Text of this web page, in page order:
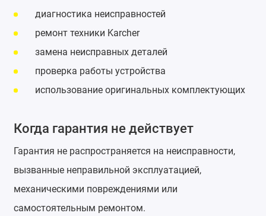
диагностика неисправностей
ремонт техники Karcher
замена неисправных деталей
проверка работы устройства
использование оригинальных комплектующих
Когда гарантия не действует
Гарантия не распространяется на неисправности,
вызванные неправильной эксплуатацией,
механическими повреждениями или
самостоятельным ремонтом.